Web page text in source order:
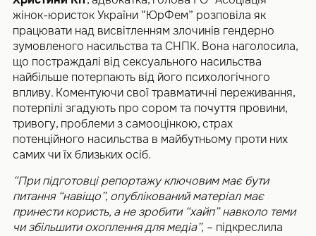
жінок-юристок України “ЮрФем” розповіла як
працювати над висвітленням злочинів гендерно
зумовленого насильства та СНПК. Вона наголосила,
що постраждалі від сексуального насильства
найбільше потерпають від його психологічного
впливу. Коментуючи свої травматичні переживання,
потерпілі згадують про сором та почуття провини,
тривогу, проблеми з самооцінкою, страх
потенційного насильства в майбутньому проти них
самих чи їх близьких осіб.
“При підготовці репортажу ключовим має бути
питання “навіщо”, опублікований матеріал має
принести користь, а не зробити “хайп” навколо теми
чи збільшити охоплення для медіа”, – підкреслила